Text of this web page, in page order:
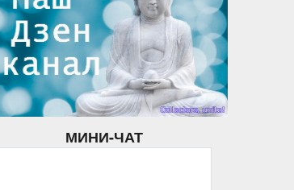
МИНИ-ЧАТ